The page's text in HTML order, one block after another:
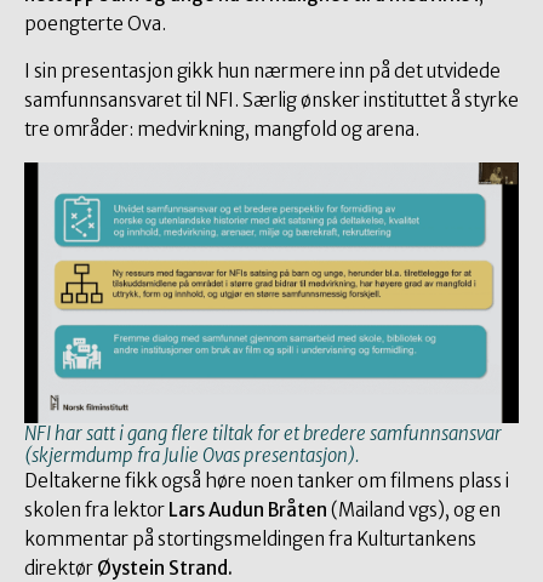
poengterte Ova.
I sin presentasjon gikk hun nærmere inn på det utvidede
samfunnsansvaret til NFI. Særlig ønsker instituttet å styrke
tre områder: medvirkning, mangfold og arena.
NFI har satt i gang flere tiltak for et bredere samfunnsansvar
(skjermdump fra Julie Ovas presentasjon).
Deltakerne fikk også høre noen tanker om filmens plass i
skolen fra lektor Lars Audun Bråten (Mailand vgs), og en
kommentar på stortingsmeldingen fra Kulturtankens
direktør Øystein Strand.